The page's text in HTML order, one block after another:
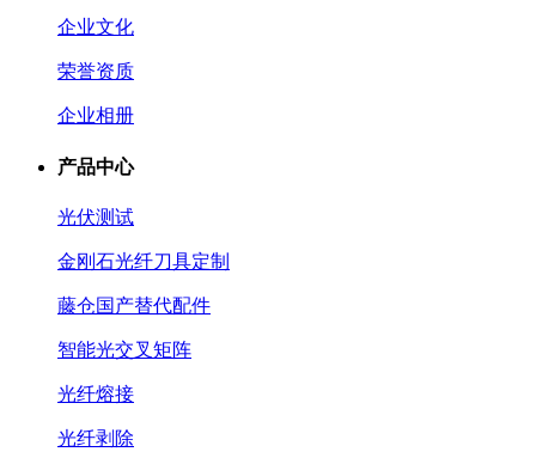
企业文化
荣誉资质
企业相册
产品中心
光伏测试
金刚石光纤刀具定制
藤仓国产替代配件
智能光交叉矩阵
光纤熔接
光纤剥除